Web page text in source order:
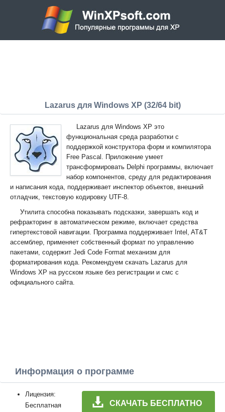
Lazarus для Windows XP (32/64 bit)
Lazarus для Windows XP это
функциональная среда разработки с
поддержкой конструктора форм и компилятора
Free Pascal. Приложение умеет
трансформировать Delphi программы, включает
набор компонентов, среду для редактирования
и написания кода, поддерживает инспектор объектов, внешний
отладчик, текстовую кодировку UTF-8.
Утилита способна показывать подсказки, завершать код и
рефракторинг в автоматическом режиме, включает средства
гипертекстовой навигации. Программа поддерживает Intel, AT&T
ассемблер, применяет собственный формат по управлению
пакетами, содержит Jedi Code Format механизм для
форматирования кода. Рекомендуем скачать Lazarus для
Windows XP на русском языке без регистрации и смс с
официального сайта.
Информация о программе
СКАЧАТЬ БЕСПЛАТНО
Лицензия:
Бесплатная